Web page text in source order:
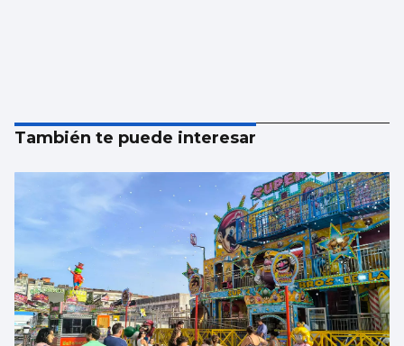
También te puede interesar